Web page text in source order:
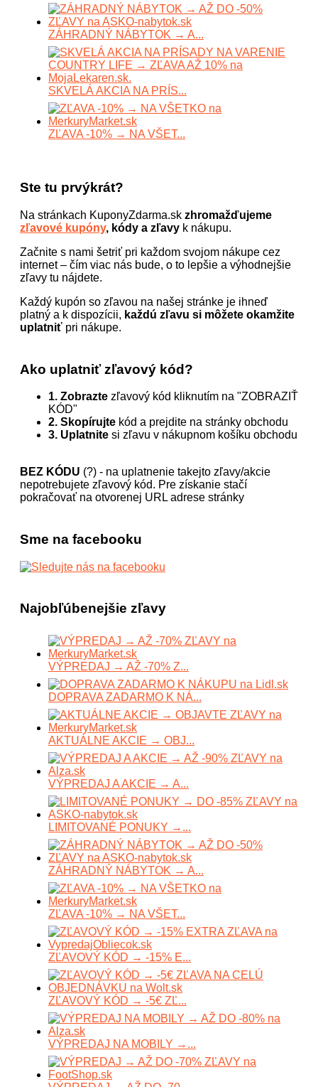
ZÁHRADNÝ NÁBYTOK → A...
SKVELÁ AKCIA NA PRÍS...
ZĽAVA -10% → NA VŠET...
Ste tu prvýkrát?
Na stránkach KuponyZdarma.sk zhromažďujeme
zľavové kupóny, kódy a zľavy k nákupu.
Začnite s nami šetriť pri každom svojom nákupe cez
internet – čím viac nás bude, o to lepšie a výhodnejšie
zľavy tu nájdete.
Každý kupón so zľavou na našej stránke je ihneď
platný a k dispozícii, každú zľavu si môžete okamžite
uplatniť pri nákupe.
Ako uplatniť zľavový kód?
1. Zobrazte zľavový kód kliknutím na "ZOBRAZIŤ
KÓD"
2. Skopírujte kód a prejdite na stránky obchodu
3. Uplatnite si zľavu v nákupnom košíku obchodu
BEZ KÓDU (?) - na uplatnenie takejto zľavy/akcie
nepotrebujete zľavový kód. Pre získanie stačí
pokračovať na otvorenej URL adrese stránky
Sme na facebooku
Najobľúbenejšie zľavy
VÝPREDAJ → AŽ -70% Z...
DOPRAVA ZADARMO K NÁ...
AKTUÁLNE AKCIE → OBJ...
VÝPREDAJ A AKCIE → A...
LIMITOVANÉ PONUKY →...
ZÁHRADNÝ NÁBYTOK → A...
ZĽAVA -10% → NA VŠET...
ZĽAVOVÝ KÓD → -15% E...
ZĽAVOVÝ KÓD → -5€ ZĽ...
VÝPREDAJ NA MOBILY →...